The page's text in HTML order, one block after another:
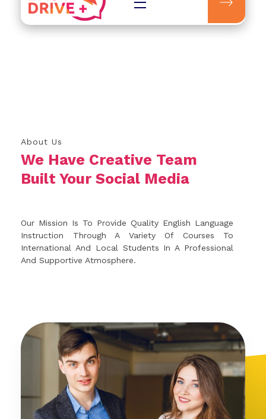
Easydrive Plus
About Us
We Have Creative Team
Built Your Social Media
Our Mission Is To Provide Quality English Language
Instruction Through A Variety Of Courses To
International And Local Students In A Professional
And Supportive Atmosphere.